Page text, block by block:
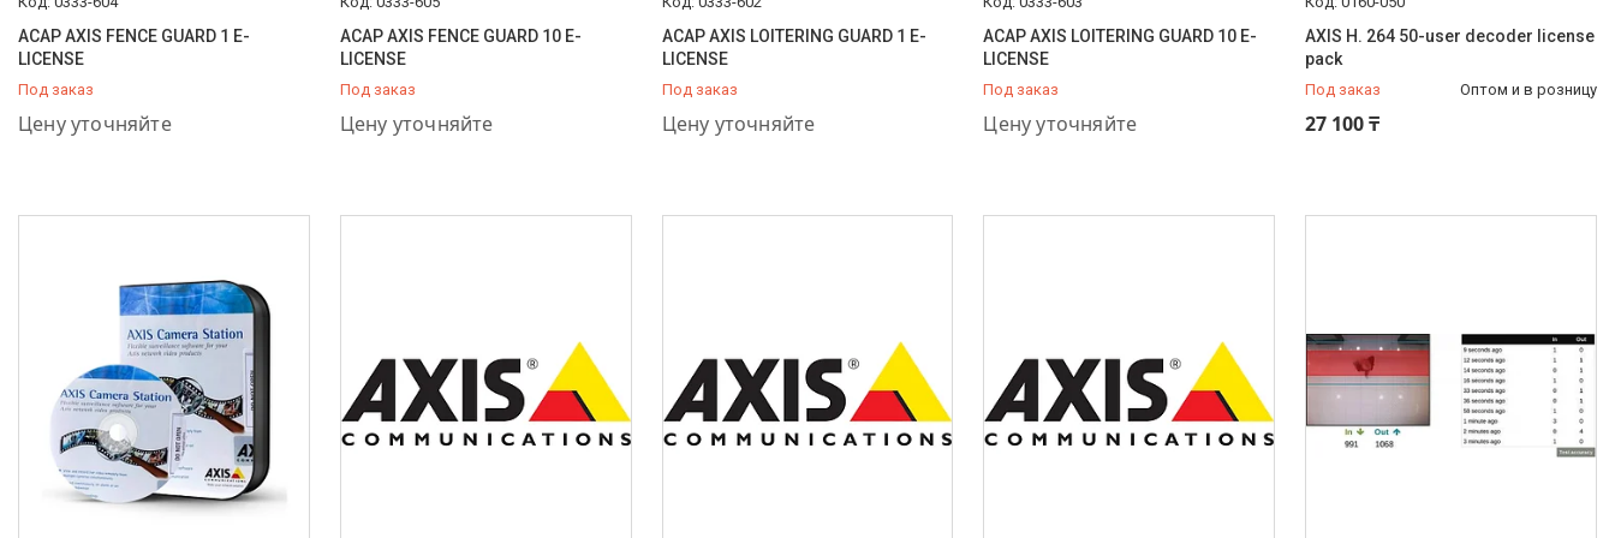
ACAP AXIS FENCE GUARD 1 E-
LICENSE
Под заказ
Цену уточняйте
+7 (778) 848-44-33
ACAP AXIS FENCE GUARD 10 E-
LICENSE
Под заказ
Цену уточняйте
+7 (778) 848-44-33
ACAP AXIS LOITERING GUARD 1 E-
LICENSE
Под заказ
Цену уточняйте
+7 (778) 848-44-33
ACAP AXIS LOITERING GUARD 10 E-
LICENSE
Под заказ
Цену уточняйте
+7 (778) 848-44-33
AXIS H. 264 50-user decoder license
pack
Под заказ Оптом и в розницу
27 100 ₸